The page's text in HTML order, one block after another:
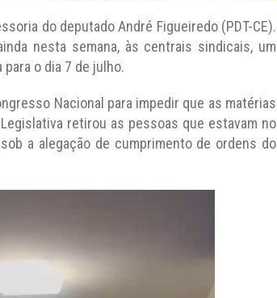
do deputado André Figueiredo (PDT-CE).
nesta semana, às centrais sindicais, um
o dia 7 de julho.
Nacional para impedir que as matérias
retirou as pessoas que estavam no
a alegação de cumprimento de ordens do